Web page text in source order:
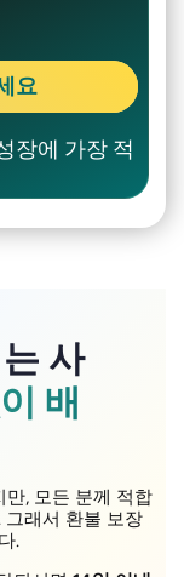
요
장에 가장 적
사
배
, 모든 분께 적합
래서 환불 보장
.